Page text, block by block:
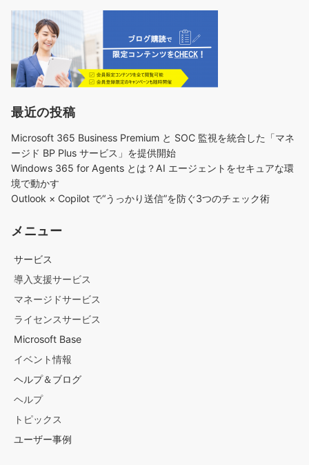
最近の投稿
Microsoft 365 Business Premium と SOC 監視を統合した「マネ
ージド BP Plus サービス」を提供開始
Windows 365 for Agents とは？AI エージェントをセキュアな環
境で動かす
Outlook × Copilot で“うっかり送信”を防ぐ3つのチェック術​
メニュー
サービス
導入支援サービス
マネージドサービス
ライセンスサービス
Microsoft Base
イベント情報
ヘルプ＆ブログ
ヘルプ
トピックス
ユーザー事例